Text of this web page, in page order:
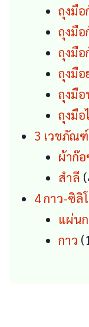
ถุงมื
ถุงมื
ถุงมื
ถุงมือ
ถุงมื
ถุงมือ
3 เวชภัณฑ์
ผ้าก๊
สำลี
4 กาว-ซิลิ
แผ่น
กาว